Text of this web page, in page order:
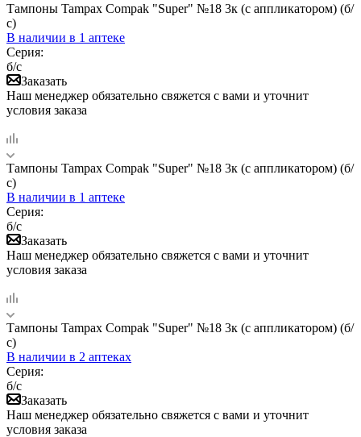
Тампоны Tampax Compak "Super" №18 3к (с аппликатором) (б/
с)
В наличии в 1 аптеке
Серия:
б/с
Заказать
Наш менеджер обязательно свяжется с вами и уточнит
условия заказа
Тампоны Tampax Compak "Super" №18 3к (с аппликатором) (б/
с)
В наличии в 1 аптеке
Серия:
б/с
Заказать
Наш менеджер обязательно свяжется с вами и уточнит
условия заказа
Тампоны Tampax Compak "Super" №18 3к (с аппликатором) (б/
с)
В наличии в 2 аптеках
Серия:
б/с
Заказать
Наш менеджер обязательно свяжется с вами и уточнит
условия заказа